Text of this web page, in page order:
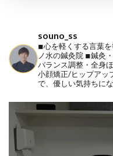
souno_ss
◾︎心を軽くする言葉
ノ水の鍼灸院 ◾︎鍼灸
バランス調整・全身
小顔矯正/ヒップアッ
で、優しい気持ちに